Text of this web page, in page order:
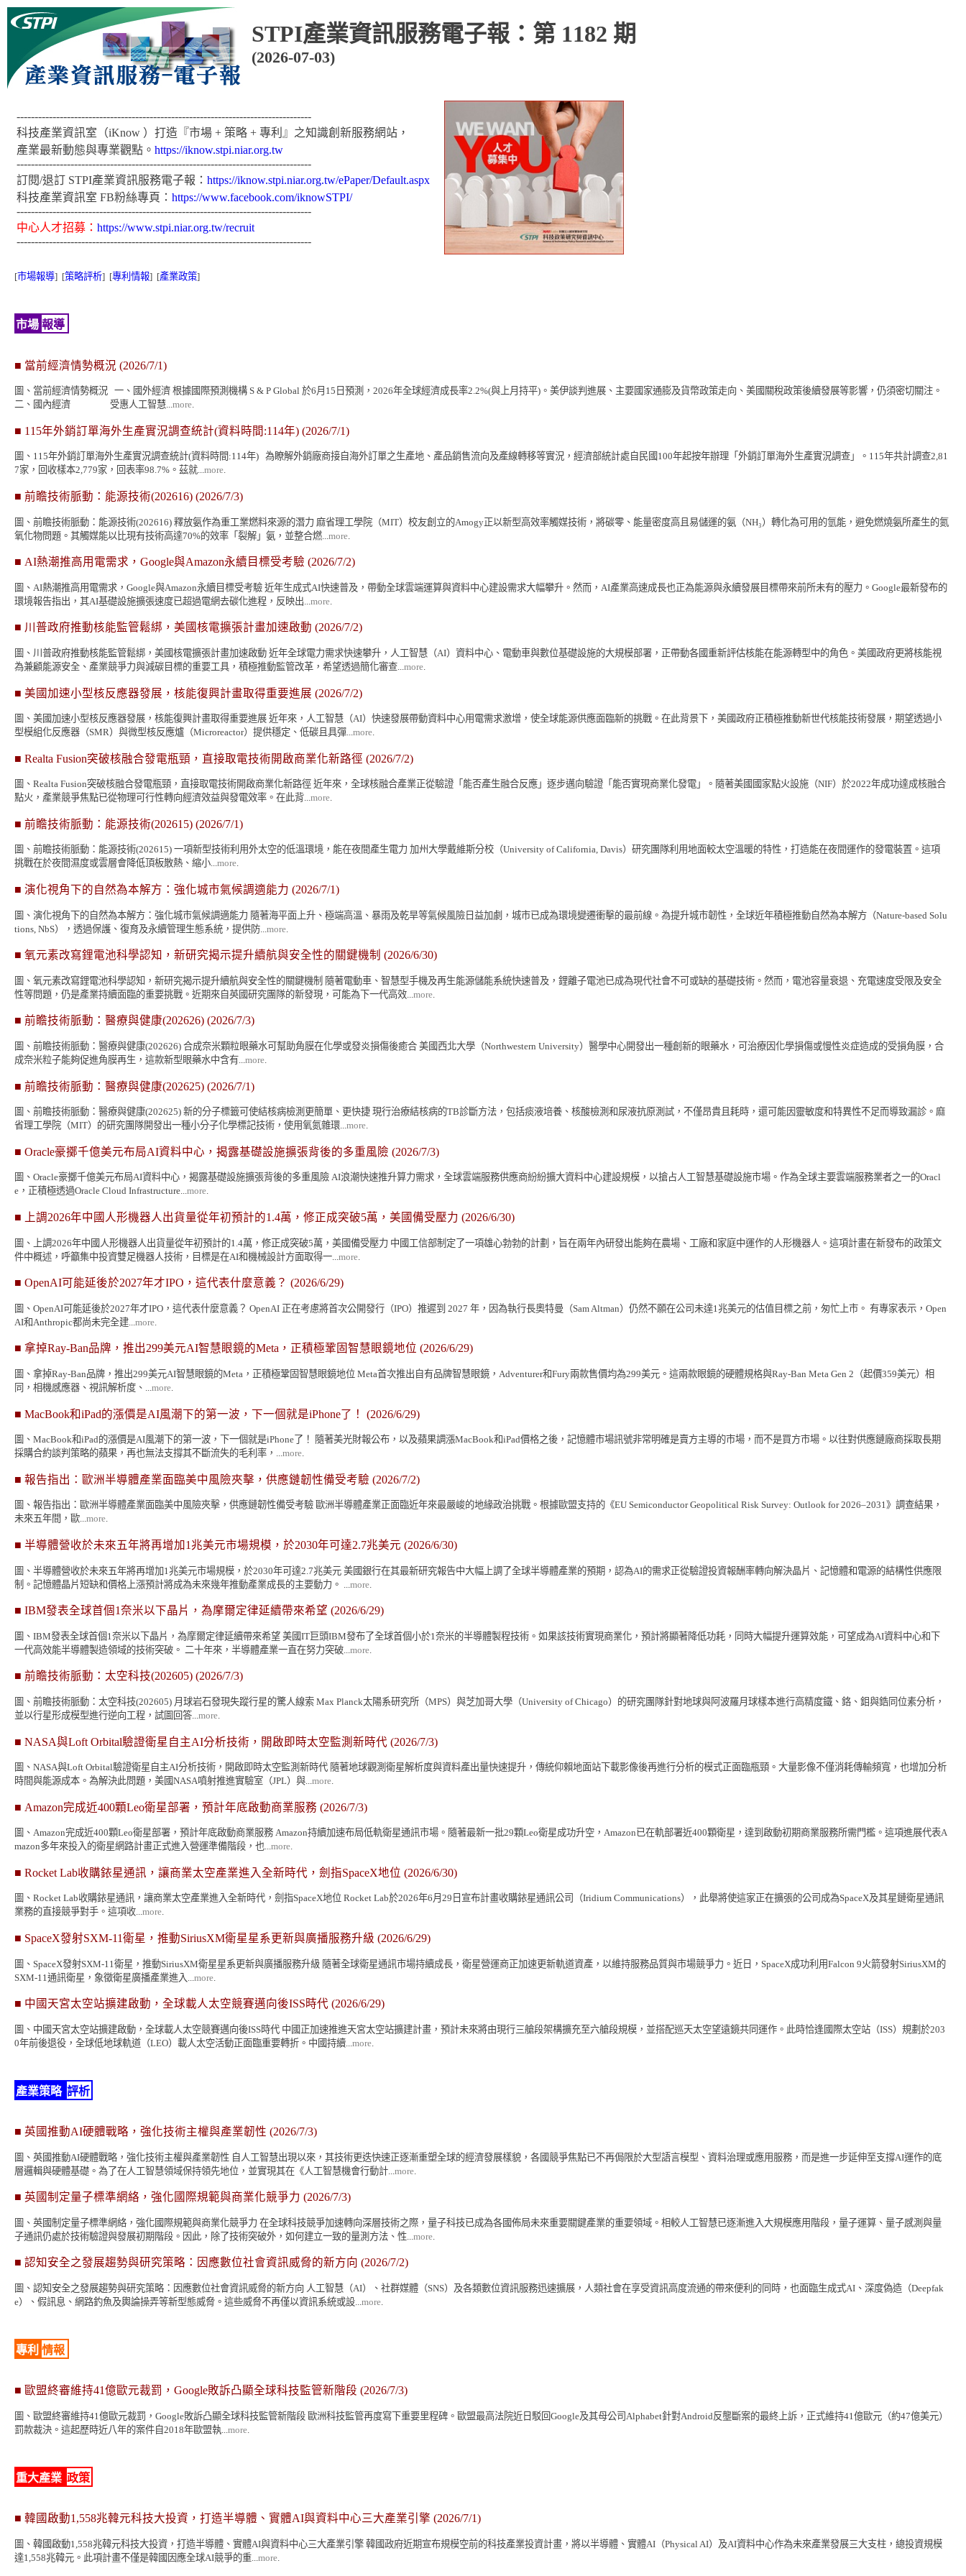
STPI產業資訊服務電子報：第 1182 期
(2026-07-03)
----------------------------------------------------------------------------------
科技產業資訊室（iKnow ）打造『市場 + 策略 + 專利』之知識創新服務網站，
產業最新動態與專業觀點。 https://iknow.stpi.niar.org.tw
----------------------------------------------------------------------------------
訂閱/退訂 STPI產業資訊服務電子報： https://iknow.stpi.niar.org.tw/ePaper/Default.aspx
科技產業資訊室 FB粉絲專頁： https://www.facebook.com/iknowSTPI/
----------------------------------------------------------------------------------
中心人才招募： https://www.stpi.niar.org.tw/recruit
----------------------------------------------------------------------------------
[市場報導] [策略評析] [專利情報] [產業政策]
市場 報導
■ 當前經濟情勢概況 (2026/7/1)
圖、當前經濟情勢概況 一、國外經濟 根據國際預測機構 S & P Global 於6月15日預測，2026年全球經濟成長率2.2%(與上月持平)。美伊談判進展、主要國家通膨及貨幣政策走向、美國關稅政策後續發展等影響，仍須密切關注。
二、國內經濟 受惠人工智慧...more.
■ 115年外銷訂單海外生產實況調查統計(資料時間:114年) (2026/7/1)
圖、115年外銷訂單海外生產實況調查統計(資料時間:114年) 為瞭解外銷廠商接自海外訂單之生產地、產品銷售流向及產線轉移等實況，經濟部統計處自民國100年起按年辦理「外銷訂單海外生產實況調查」。115年共計調查2,81
7家，回收樣本2,779家，回表率98.7%。茲就...more.
■ 前瞻技術脈動：能源技術(202616) (2026/7/3)
圖、前瞻技術脈動：能源技術(202616) 釋放氨作為重工業燃料來源的潛力 麻省理工學院（MIT）校友創立的Amogy正以新型高效率觸媒技術，將碳零、能量密度高且易儲運的氨（NH₃）轉化為可用的氫能，避免燃燒氨所產生的氮
氧化物問題。其觸媒能以比現有技術高達70%的效率「裂解」氨，並整合燃... more
■ AI熱潮推高用電需求，Google與Amazon永續目標受考驗 (2026/7/2)
圖、AI熱潮推高用電需求，Google與Amazon永續目標受考驗 近年生成式AI快速普及，帶動全球雲端運算與資料中心建設需求大幅攀升。然而，AI產業高速成長也正為能源與永續發展目標帶來前所未有的壓力。Google最新發布的
環境報告指出，其AI基礎設施擴張速度已超過電網去碳化進程，反映出... more
■ 川普政府推動核能監管鬆綁，美國核電擴張計畫加速啟動 (2026/7/2)
圖、川普政府推動核能監管鬆綁，美國核電擴張計畫加速啟動 近年全球電力需求快速攀升，人工智慧（AI）資料中心、電動車與數位基礎設施的大規模部署，正帶動各國重新評估核能在能源轉型中的角色。美國政府更將核能視
為兼顧能源安全、產業競爭力與減碳目標的重要工具，積極推動監管改革，希望透過簡化審查... more
■ 美國加速小型核反應器發展，核能復興計畫取得重要進展 (2026/7/2)
圖、美國加速小型核反應器發展，核能復興計畫取得重要進展 近年來，人工智慧（AI）快速發展帶動資料中心用電需求激增，使全球能源供應面臨新的挑戰。在此背景下，美國政府正積極推動新世代核能技術發展，期望透過小
型模組化反應器（SMR）與微型核反應爐（Microreactor）提供穩定、低碳且具彈...more.
■ Realta Fusion突破核融合發電瓶頸，直接取電技術開啟商業化新路徑 (2026/7/2)
圖、Realta Fusion突破核融合發電瓶頸，直接取電技術開啟商業化新路徑 近年來，全球核融合產業正從驗證「能否產生融合反應」逐步邁向驗證「能否實現商業化發電」。隨著美國國家點火設施（NIF）於2022年成功達成核融合
點火，產業競爭焦點已從物理可行性轉向經濟效益與發電效率。在此背...more.
■ 前瞻技術脈動：能源技術(202615) (2026/7/1)
圖、前瞻技術脈動：能源技術(202615) 一項新型技術利用外太空的低溫環境，能在夜間產生電力 加州大學戴維斯分校（University of California, Davis）研究團隊利用地面較太空溫暖的特性，打造能在夜間運作的發電裝置。這項
挑戰在於夜間濕度或雲層會降低頂板散熱、縮小...more.
■ 演化視角下的自然為本解方：強化城市氣候調適能力 (2026/7/1)
圖、演化視角下的自然為本解方：強化城市氣候調適能力 隨著海平面上升、極端高溫、暴雨及乾旱等氣候風險日益加劇，城市已成為環境變遷衝擊的最前線。為提升城市韌性，全球近年積極推動自然為本解方（Nature-based Solu
tions, NbS），透過保護、復育及永續管理生態系統，提供防... more
■ 氧元素改寫鋰電池科學認知，新研究揭示提升續航與安全性的關鍵機制 (2026/6/30)
圖、氧元素改寫鋰電池科學認知，新研究揭示提升續航與安全性的關鍵機制 隨著電動車、智慧型手機及再生能源儲能系統快速普及，鋰離子電池已成為現代社會不可或缺的基礎技術。然而，電池容量衰退、充電速度受限及安全
性等問題，仍是產業持續面臨的重要挑戰。近期來自英國研究團隊的新發現，可能為下一代高效... more
■ 前瞻技術脈動：醫療與健康(202626) (2026/7/3)
圖、前瞻技術脈動：醫療與健康(202626) 合成奈米顆粒眼藥水可幫助角膜在化學或發炎損傷後癒合 美國西北大學（Northwestern University）醫學中心開發出一種創新的眼藥水，可治療因化學損傷或慢性炎症造成的受損角膜，合
成奈米粒子能夠促進角膜再生，這款新型眼藥水中含有...more.
■ 前瞻技術脈動：醫療與健康(202625) (2026/7/1)
圖、前瞻技術脈動：醫療與健康(202625) 新的分子標籤可使結核病檢測更簡單、更快捷 現行治療結核病的TB診斷方法，包括痰液培養、核酸檢測和尿液抗原測試，不僅昂貴且耗時，還可能因靈敏度和特異性不足而導致漏診。麻
省理工學院（MIT）的研究團隊開發出一種小分子化學標記技術，使用氧氮雜環...more.
■ Oracle豪擲千億美元布局AI資料中心，揭露基礎設施擴張背後的多重風險 (2026/7/3)
圖、Oracle豪擲千億美元布局AI資料中心，揭露基礎設施擴張背後的多重風險 AI浪潮快速推升算力需求，全球雲端服務供應商紛紛擴大資料中心建設規模，以搶占人工智慧基礎設施市場。作為全球主要雲端服務業者之一的Oracl
e，正積極透過Oracle Cloud Infrastructure...more.
■ 上調2026年中國人形機器人出貨量從年初預計的1.4萬，修正成突破5萬，美國備受壓力 (2026/6/30)
圖、上調2026年中國人形機器人出貨量從年初預計的1.4萬，修正成突破5萬，美國備受壓力 中國工信部制定了一項雄心勃勃的計劃，旨在兩年內研發出能夠在農場、工廠和家庭中運作的人形機器人。這項計畫在新發布的政策文
件中概述，呼籲集中投資雙足機器人技術，目標是在AI和機械設計​​方面取得一... more
■ OpenAI可能延後於2027年才IPO，這代表什麼意義？ (2026/6/29)
圖、OpenAI可能延後於2027年才IPO，這代表什麼意義？ OpenAI 正在考慮將首次公開發行（IPO）推遲到 2027 年，因為執行長奧特曼（Sam Altman）仍然不願在公司未達1兆美元的估值目標之前，匆忙上市。 有專家表示，Open
AI和Anthropic都尚未完全建... more
■ 拿掉Ray-Ban品牌，推出299美元AI智慧眼鏡的Meta，正積極鞏固智慧眼鏡地位 (2026/6/29)
圖、拿掉Ray-Ban品牌，推出299美元AI智慧眼鏡的Meta，正積極鞏固智慧眼鏡地位 Meta首次推出自有品牌智慧眼鏡，Adventurer和Fury兩款售價均為299美元。這兩款眼鏡的硬體規格與Ray-Ban Meta Gen 2（起價359美元）相
同，相機感應器、視訊解析度、... more
■ MacBook和iPad的漲價是AI風潮下的第一波，下一個就是iPhone了！ (2026/6/29)
圖、MacBook和iPad的漲價是AI風潮下的第一波，下一個就是iPhone了！ 隨著美光財報公布，以及蘋果調漲MacBook和iPad價格之後，記憶體市場訊號非常明確是賣方主導的市場，而不是買方市場。以往對供應鏈廠商採取長期
採購合約談判策略的蘋果，再也無法支撐其不斷流失的毛利率，...more.
■ 報告指出：歐洲半導體產業面臨美中風險夾擊，供應鏈韌性備受考驗 (2026/7/2)
圖、報告指出：歐洲半導體產業面臨美中風險夾擊，供應鏈韌性備受考驗 歐洲半導體產業正面臨近年來最嚴峻的地緣政治挑戰。根據歐盟支持的《EU Semiconductor Geopolitical Risk Survey: Outlook for 2026–2031》調查結果，
未來五年間，歐...more.
■ 半導體營收於未來五年將再增加1兆美元市場規模，於2030年可達2.7兆美元 (2026/6/30)
圖、半導體營收於未來五年將再增加1兆美元市場規模，於2030年可達2.7兆美元 美國銀行在其最新研究報告中大幅上調了全球半導體產業的預期，認為AI的需求正從驗證投資報酬率轉向解決晶片、記憶體和電源的結構性供應限
制。記憶體晶片短缺和價格上漲預計將成為未來幾年推動產業成長的主要動力。 ... more
■ IBM發表全球首個1奈米以下晶片，為摩爾定律延續帶來希望 (2026/6/29)
圖、IBM發表全球首個1奈米以下晶片，為摩爾定律延續帶來希望 美國IT巨頭IBM發布了全球首個小於1奈米的半導體製程技術。如果該技術實現商業化，預計將顯著降低功耗，同時大幅提升運算效能，可望成為AI資料中心和下
一代高效能半導體製造領域的技術突破。 二十年來，半導體產業一直在努力突破... more
■ 前瞻技術脈動：太空科技(202605) (2026/7/3)
圖、前瞻技術脈動：太空科技(202605) 月球岩石發現失蹤行星的驚人線索 Max Planck太陽系研究所（MPS）與芝加哥大學（University of Chicago）的研究團隊針對地球與阿波羅月球樣本進行高精度鐵、鉻、鉬與鋯同位素分析，
並以行星形成模型進行逆向工程，試圖回答... more
■ NASA與Loft Orbital驗證衛星自主AI分析技術，開啟即時太空監測新時代 (2026/7/3)
圖、NASA與Loft Orbital驗證衛星自主AI分析技術，開啟即時太空監測新時代 隨著地球觀測衛星解析度與資料產出量快速提升，傳統仰賴地面站下載影像後再進行分析的模式正面臨瓶頸。大量影像不僅消耗傳輸頻寬，也增加分析
時間與能源成本。為解決此問題，美國NASA噴射推進實驗室（JPL）與...more.
■ Amazon完成近400顆Leo衛星部署，預計年底啟動商業服務 (2026/7/3)
圖、Amazon完成近400顆Leo衛星部署，預計年底啟動商業服務 Amazon持續加速布局低軌衛星通訊市場。隨著最新一批29顆Leo衛星成功升空，Amazon已在軌部署近400顆衛星，達到啟動初期商業服務所需門檻。這項進展代表A
mazon多年來投入的衛星網路計畫正式進入營運準備階段，也...more.
■ Rocket Lab收購銥星通訊，讓商業太空產業進入全新時代，劍指SpaceX地位 (2026/6/30)
圖、Rocket Lab收購銥星通訊，讓商業太空產業進入全新時代，劍指SpaceX地位 Rocket Lab於2026年6月29日宣布計畫收購銥星通訊公司（Iridium Communications），此舉將使這家正在擴張的公司成為SpaceX及其星鏈衛星通訊
業務的直接競爭對手。這項收...more.
■ SpaceX發射SXM-11衛星，推動SiriusXM衛星星系更新與廣播服務升級 (2026/6/29)
圖、SpaceX發射SXM-11衛星，推動SiriusXM衛星星系更新與廣播服務升級 隨著全球衛星通訊市場持續成長，衛星營運商正加速更新軌道資產，以維持服務品質與市場競爭力。近日，SpaceX成功利用Falcon 9火箭發射SiriusXM的
SXM-11通訊衛星，象徵衛星廣播產業進入... more
■ 中國天宮太空站擴建啟動，全球載人太空競賽邁向後ISS時代 (2026/6/29)
圖、中國天宮太空站擴建啟動，全球載人太空競賽邁向後ISS時代 中國正加速推進天宮太空站擴建計畫，預計未來將由現行三艙段架構擴充至六艙段規模，並搭配巡天太空望遠鏡共同運作。此時恰逢國際太空站（ISS）規劃於203
0年前後退役，全球低地球軌道（LEO）載人太空活動正面臨重要轉折。中國持續... more
產業策略 評析
■ 英國推動AI硬體戰略，強化技術主權與產業韌性 (2026/7/3)
圖、英國推動AI硬體戰略，強化技術主權與產業韌性 自人工智慧出現以來，其技術更迭快速正逐漸重塑全球的經濟發展樣貌，各國競爭焦點已不再侷限於大型語言模型、資料治理或應用服務，而是進一步延伸至支撐AI運作的底
層邏輯與硬體基礎。為了在人工智慧領域保持領先地位，並實現其在《人工智慧機會行動計... more
■ 英國制定量子標準網絡，強化國際規範與商業化競爭力 (2026/7/3)
圖、英國制定量子標準網絡，強化國際規範與商業化競爭力 在全球科技競爭加速轉向深層技術之際，量子科技已成為各國佈局未來重要關鍵產業的重要領域。相較人工智慧已逐漸進入大規模應用階段，量子運算、量子感測與量
子通訊仍處於技術驗證與發展初期階段。因此，除了技術突破外，如何建立一致的量測方法、性... more
■ 認知安全之發展趨勢與研究策略：因應數位社會資訊威脅的新方向 (2026/7/2)
圖、認知安全之發展趨勢與研究策略：因應數位社會資訊威脅的新方向 人工智慧（AI）、社群媒體（SNS）及各類數位資訊服務迅速擴展，人類社會在享受資訊高度流通的帶來便利的同時，也面臨生成式AI、深度偽造（Deepfak
e）、假訊息、網路釣魚及輿論操弄等新型態威脅。這些威脅不再僅以資訊系統或設...more.
專利 情報
■ 歐盟終審維持41億歐元裁罰，Google敗訴凸顯全球科技監管新階段 (2026/7/3)
圖、歐盟終審維持41億歐元裁罰，Google敗訴凸顯全球科技監管新階段 歐洲科技監管再度寫下重要里程碑。歐盟最高法院近日駁回Google及其母公司Alphabet針對Android反壟斷案的最終上訴，正式維持41億歐元（約47億美元）
罰款裁決。這起歷時近八年的案件自2018年歐盟執... more
重大產業 政策
■ 韓國啟動1,558兆韓元科技大投資，打造半導體、實體AI與資料中心三大產業引擎 (2026/7/1)
圖、韓國啟動1,558兆韓元科技大投資，打造半導體、實體AI與資料中心三大產業引擎 韓國政府近期宣布規模空前的科技產業投資計畫，將以半導體、實體AI（Physical AI）及AI資料中心作為未來產業發展三大支柱，總投資規模
達1,558兆韓元。此項計畫不僅是韓國因應全球AI競爭的重... more